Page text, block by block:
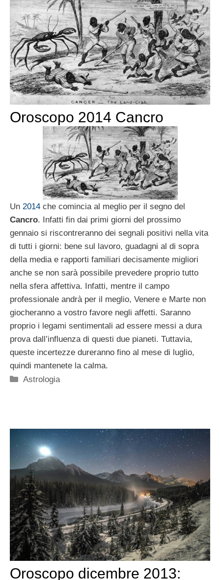
Oroscopo 2014 Cancro
Un 2014 che comincia al meglio per il segno del
Cancro. Infatti fin dai primi giorni del prossimo
gennaio si riscontreranno dei segnali positivi nella vita
di tutti i giorni: bene sul lavoro, guadagni al di sopra
della media e rapporti familiari decisamente migliori
anche se non sarà possibile prevedere proprio tutto
nella sfera affettiva. Infatti, mentre il campo
professionale andrà per il meglio, Venere e Marte non
giocheranno a vostro favore negli affetti. Saranno
proprio i legami sentimentali ad essere messi a dura
prova dall’influenza di questi due pianeti. Tuttavia,
queste incertezze dureranno fino al mese di luglio,
quindi mantenete la calma.
Categorie
Astrologia
Oroscopo dicembre 2013: